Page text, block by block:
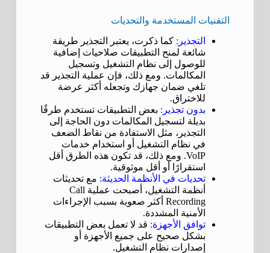
التقنيات المستخدمة والتحديات
التجذير: كما ذكرت، يعتبر التجذير طريقة
شائعة لمنح التطبيقات صلاحيات إضافية
للوصول إلى نظام التشغيل وتسجيل
المكالمات. ومع ذلك، فإن عملية التجذير قد
تلغي ضمان جهازك وتجعله أكثر عرضة
للاختراق.
بدون تجذير: بعض التطبيقات تستخدم طرقًا
بديلة لتسجيل المكالمات دون الحاجة إلى
التجذير، مثل الاستفادة من نقاط الضعف
في نظام التشغيل أو استخدام خدمات
VoIP. ومع ذلك، قد تكون هذه الطرق أقل
استقرارًا أو أقل موثوقية.
تحديات في الأنظمة الحديثة: مع تحديثات
أنظمة التشغيل، أصبحت عملية Call
Recording أكثر صعوبة بسبب الإجراءات
الأمنية المشددة.
توافق الأجهزة: قد لا تعمل بعض التطبيقات
بشكل صحيح على جميع الأجهزة أو
إصدارات نظام التشغيل.